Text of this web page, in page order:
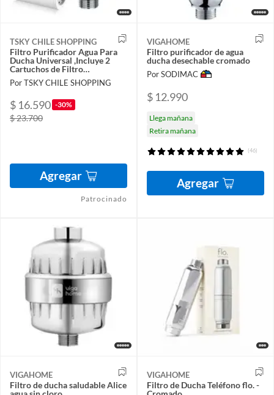
TSKY CHILE SHOPPING
Filtro Purificador Agua Para
Ducha Universal ,Incluye 2
Cartuchos de Filtro
Reemplazable
Por TSKY CHILE SHOPPING
$ 16.590 -30%
$ 23.700
Agregar
Patrocinado
VIGAHOME
Filtro purificador de agua
ducha desechable cromado
Por SODIMAC
$ 12.990
Llega mañana
Retira mañana
(46)
Agregar
VIGAHOME
Filtro de ducha saludable Alice
VIGAHOME
Filtro de Ducha Teléfono flo. -